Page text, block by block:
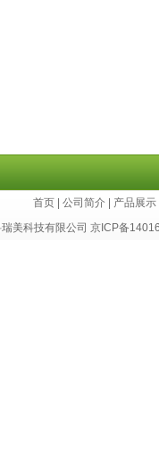
首页 公司简介 产品展示
瑞美科技有限公司京ICP备